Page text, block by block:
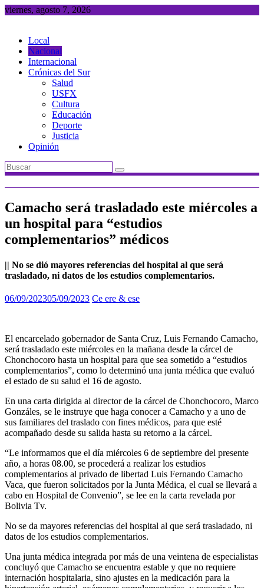
Saltar
viernes, agosto 7, 2026
Local
Nacional
Internacional
Crónicas del Sur
Salud
USFX
Cultura
Educación
Deporte
Justicia
Opinión
Camacho será trasladado este miércoles a
un hospital para “estudios
complementarios” médicos
|| No se dió mayores referencias del hospital al que será
trasladado, ni datos de los estudios complementarios.
06/09/202305/09/2023 Ce ere & ese
El encarcelado gobernador de Santa Cruz, Luis Fernando Camacho,
será trasladado este miércoles en la mañana desde la cárcel de
Chonchocoro hasta un hospital para que sea sometido a “estudios
complementarios”, como lo determinó una junta médica que evaluó
el estado de su salud el 16 de agosto.
En una carta dirigida al director de la cárcel de Chonchocoro, Marco
Gonzáles, se le instruye que haga conocer a Camacho y a uno de
sus familiares del traslado con fines médicos, para que esté
acompañado desde su salida hasta su retorno a la cárcel.
“Le informamos que el día miércoles 6 de septiembre del presente
año, a horas 08.00, se procederá a realizar los estudios
complementarios al privado de libertad Luis Fernando Camacho
Vaca, que fueron solicitados por la Junta Médica, el cual se llevará a
cabo en Hospital de Convenio”, se lee en la carta revelada por
Bolivia Tv.
No se da mayores referencias del hospital al que será trasladado, ni
datos de los estudios complementarios.
Una junta médica integrada por más de una veintena de especialistas
concluyó que Camacho se encuentra estable y que no requiere
internación hospitalaria, sino ajustes en la medicación para la